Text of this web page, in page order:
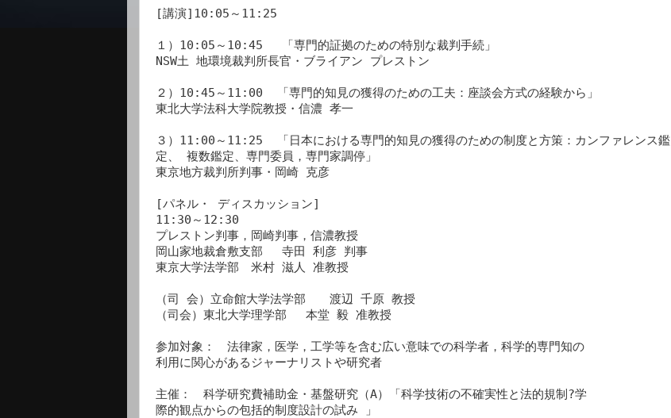
[講演]10:05～11:25
１）10:05～10:45 　「専門的証拠のための特別な裁判手続」
NSW土 地環境裁判所長官・ブライアン プレストン
２）10:45～11:00  「専門的知見の獲得のための工夫：座談会方式の経験から」
東北大学法科大学院教授・信濃 孝一
３）11:00～11:25  「日本における専門的知見の獲得のための制度と方策：カンファレンス鑑
定、 複数鑑定、専門委員，専門家調停」
東京地方裁判所判事・岡崎 克彦
[パネル・ ディスカッション]
11:30～12:30
プレストン判事，岡崎判事，信濃教授
岡山家地裁倉敷支部　 寺田 利彦 判事
東京大学法学部　米村 滋人 准教授
（司 会）立命館大学法学部　　渡辺 千原 教授
（司会）東北大学理学部 　本堂 毅 准教授
参加対象：　法律家，医学，工学等を含む広い意味での科学者，科学的専門知の
利用に関心があるジャーナリストや研究者
主催：　科学研究費補助金・基盤研究（A）「科学技術の不確実性と法的規制?学
際的観点からの包括的制度設計の試み 」